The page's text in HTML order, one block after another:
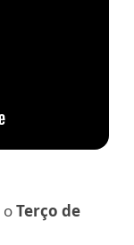
oTerço de